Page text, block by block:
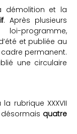
démolition et la
. Après plusieurs
programme,
et publiée au
cadre permanent.
une circulaire
rubrique XXXVII
désormais quatre